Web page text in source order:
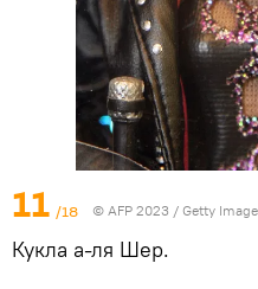
11 /18 © AFP 2023 / Getty
Кукла а-ля Шер.